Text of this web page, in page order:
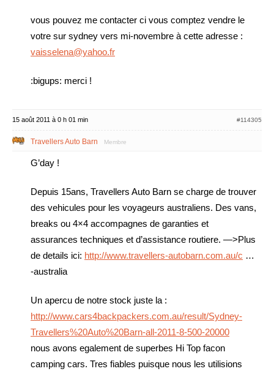
vous pouvez me contacter ci vous comptez vendre le
votre sur sydney vers mi-novembre à cette adresse :
vaisselena@yahoo.fr
:bigups: merci !
15 août 2011 à 0 h 01 min #114305
Travellers Auto Barn Membre
G’day !
Depuis 15ans, Travellers Auto Barn se charge de trouver
des vehicules pour les voyageurs australiens. Des vans,
breaks ou 4×4 accompagnes de garanties et
assurances techniques et d’assistance routiere. —>Plus
de details ici: http://www.travellers-autobarn.com.au/c …
-australia
Un apercu de notre stock juste la :
http://www.cars4backpackers.com.au/result/Sydney-
Travellers%20Auto%20Barn-all-2011-8-500-20000
nous avons egalement de superbes Hi Top facon
camping cars. Tres fiables puisque nous les utilisions